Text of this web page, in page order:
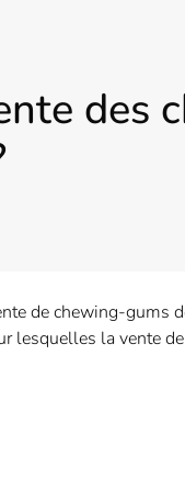
des
de chewing-gums
lesquelles la vente